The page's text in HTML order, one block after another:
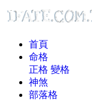
首頁
命格
正格 變格
神煞
部落格